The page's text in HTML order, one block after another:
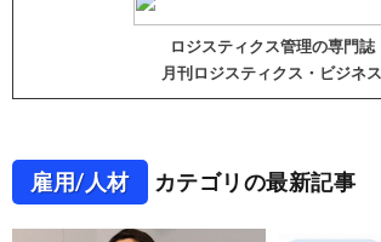
ロジスティクス管理の専門誌
月刊ロジスティクス・ビジネス
雇用/人材 カテゴリの最新記事